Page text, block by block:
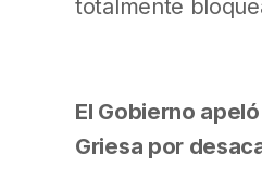
totalmente
El Gobierno
Griesa por